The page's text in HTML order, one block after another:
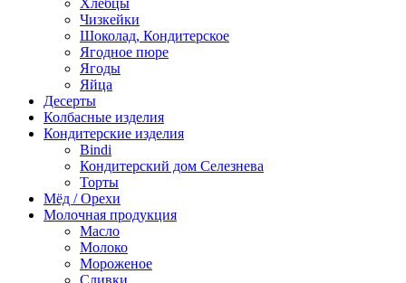
Хлебцы
Чизкейки
Шоколад, Кондитерское
Ягодное пюре
Ягоды
Яйца
Десерты
Колбасные изделия
Кондитерские изделия
Bindi
Кондитерский дом Селезнева
Торты
Мёд / Орехи
Молочная продукция
Масло
Молоко
Мороженое